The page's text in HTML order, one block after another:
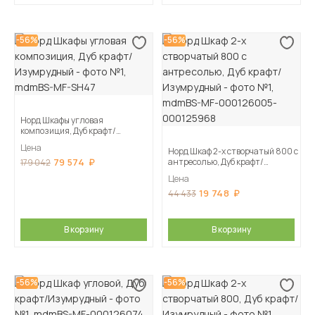
-56%
Норд Шкафы угловая
композиция, Дуб крафт/
Цена
179 042 79 574
В корзину
-56%
Норд Шкаф 2-х створчатый 800 с
антресолью, Дуб крафт/
Цена
44 433 19 748
В корзину
-56% -56%